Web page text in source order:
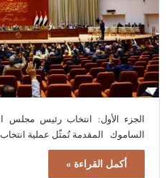
الجزء الأول: انتخاب رئيس مجلس
الساموك المقدمة تُمثّل عملية
أكمل القراءة »